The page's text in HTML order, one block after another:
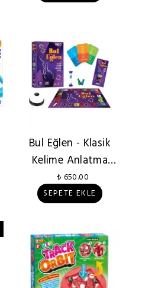
Bul Eğlen - Klasik
Kelime Anlatma
Oyunu
₺ 650.00
SEPETE EKLE